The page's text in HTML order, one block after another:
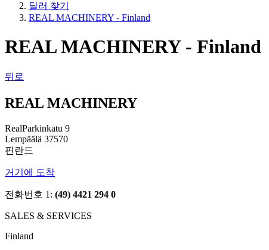
딜러 찾기
REAL MACHINERY - Finland
REAL MACHINERY - Finland
뒤로
REAL MACHINERY
RealParkinkatu 9
Lempäälä 37570
핀란드
거기에 도착
전화번호 1: (49) 4421 294 0
SALES & SERVICES
Finland